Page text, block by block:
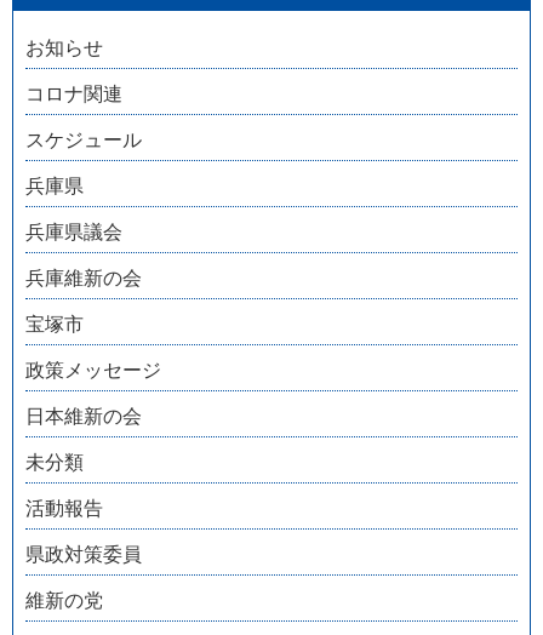
お知らせ
コロナ関連
スケジュール
兵庫県
兵庫県議会
兵庫維新の会
宝塚市
政策メッセージ
日本維新の会
未分類
活動報告
県政対策委員
維新の党